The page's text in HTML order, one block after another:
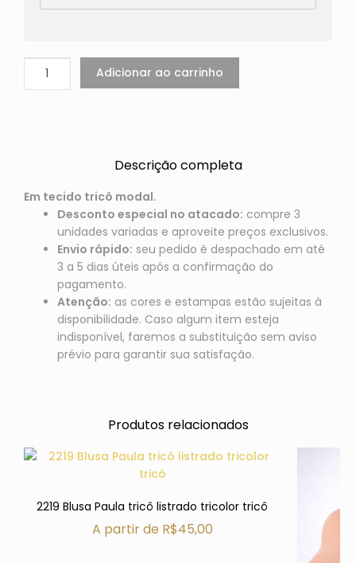
Adicionar ao carrinho
Descrição completa
Em tecido tricô modal.
Desconto especial no atacado: compre 3
unidades variadas e aproveite preços exclusivos.
Envio rápido: seu pedido é despachado em até
3 a 5 dias úteis após a confirmação do
pagamento.
Atenção: as cores e estampas estão sujeitas à
disponibilidade. Caso algum item esteja
indisponível, faremos a substituição sem aviso
prévio para garantir sua satisfação.
Produtos relacionados
2219 Blusa Paula tricô listrado tricolor tricô
A partir de R$45,00